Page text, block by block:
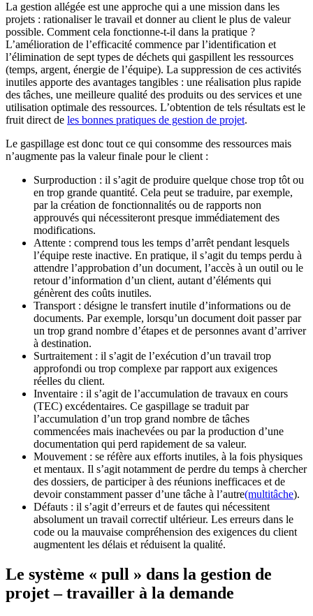
La gestion allégée est une approche qui a une mission dans les
projets : rationaliser le travail et donner au client le plus de valeur
possible. Comment cela fonctionne-t-il dans la pratique ?
L’amélioration de l’efficacité commence par l’identification et
l’élimination de sept types de déchets qui gaspillent les ressources
(temps, argent, énergie de l’équipe). La suppression de ces activités
inutiles apporte des avantages tangibles : une réalisation plus rapide
des tâches, une meilleure qualité des produits ou des services et une
utilisation optimale des ressources. L’obtention de tels résultats est le
fruit direct de les bonnes pratiques de gestion de projet.
Le gaspillage est donc tout ce qui consomme des ressources mais
n’augmente pas la valeur finale pour le client :
Surproduction : il s’agit de produire quelque chose trop tôt ou
en trop grande quantité. Cela peut se traduire, par exemple,
par la création de fonctionnalités ou de rapports non
approuvés qui nécessiteront presque immédiatement des
modifications.
Attente : comprend tous les temps d’arrêt pendant lesquels
l’équipe reste inactive. En pratique, il s’agit du temps perdu à
attendre l’approbation d’un document, l’accès à un outil ou le
retour d’information d’un client, autant d’éléments qui
génèrent des coûts inutiles.
Transport : désigne le transfert inutile d’informations ou de
documents. Par exemple, lorsqu’un document doit passer par
un trop grand nombre d’étapes et de personnes avant d’arriver
à destination.
Surtraitement : il s’agit de l’exécution d’un travail trop
approfondi ou trop complexe par rapport aux exigences
réelles du client.
Inventaire : il s’agit de l’accumulation de travaux en cours
(TEC) excédentaires. Ce gaspillage se traduit par
l’accumulation d’un trop grand nombre de tâches
commencées mais inachevées ou par la production d’une
documentation qui perd rapidement de sa valeur.
Mouvement : se réfère aux efforts inutiles, à la fois physiques
et mentaux. Il s’agit notamment de perdre du temps à chercher
des dossiers, de participer à des réunions inefficaces et de
devoir constamment passer d’une tâche à l’autre(multitâche).
Défauts : il s’agit d’erreurs et de fautes qui nécessitent
absolument un travail correctif ultérieur. Les erreurs dans le
code ou la mauvaise compréhension des exigences du client
augmentent les délais et réduisent la qualité.
Le système « pull » dans la gestion de
projet – travailler à la demande